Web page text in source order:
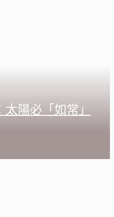
陽必「如常」